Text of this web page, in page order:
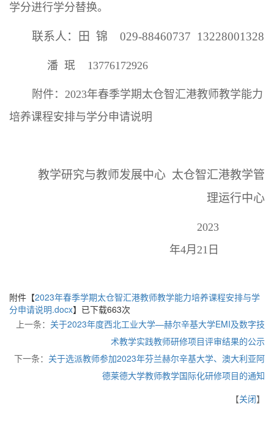
学分进行学分替换。
联系人：田 锦 029-88460737 13228001328
潘 珉 13776172926
附件：2023年春季学期太仓智汇港教师教学能力
培养课程安排与学分申请说明
教学研究与教师发展中心 太仓智汇港教学管
理运行中心
2023
年4月21日
附件【2023年春季学期太仓智汇港教师教学能力培养课程安排与学
分申请说明.docx】已下载663次
上一条： 关于2023年度西北工业大学—赫尔辛基大学EMI及数字技
术教学实践教师研修项目评审结果的公示
下一条： 关于选派教师参加2023年芬兰赫尔辛基大学、澳大利亚阿
德莱德大学教师教学国际化研修项目的通知
【关闭】